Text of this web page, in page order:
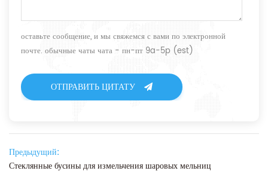
оставьте сообщение, и мы свяжемся с вами по электронной
почте. обычные чаты чата - пн-пт 9a-5p (est)
ОТПРАВИТЬ ЦИТАТУ
Предыдущий:
Стеклянные бусины для измельчения шаровых мельниц